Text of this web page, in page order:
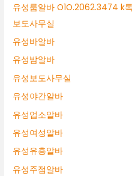
유성룸알바 O1O.2062.3474 k
보도사무실
유성바알바
유성밤알바
유성보도사무실
유성야간알바
유성업소알바
유성여성알바
유성유흥알바
유성주점알바